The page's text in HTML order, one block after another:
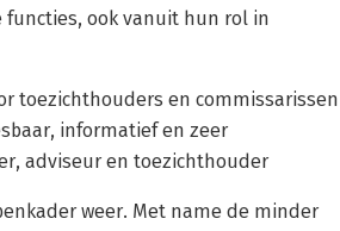
ook vanuit hun rol in
toezichthouders en commissarissen
informatief en zeer
adviseur en toezichthouder
weer. Met name de minder